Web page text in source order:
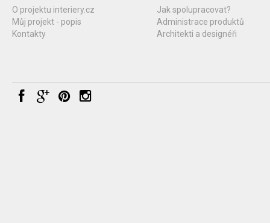
O projektu interiery.cz
Můj projekt - popis
Kontakty
Jak spolupracovat?
Administrace produktů
Architekti a designéři